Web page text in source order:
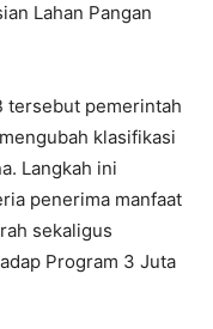
Lahan Pangan
tersebut pemerintah
klasifikasi
Langkah ini
penerima manfaat
sekaligus
Program 3 Juta